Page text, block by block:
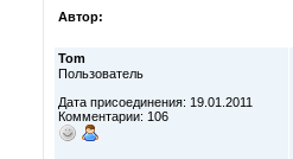
Автор:
Tom
Пользователь
Дата присоединения: 19.01.2011
Комментарии: 106